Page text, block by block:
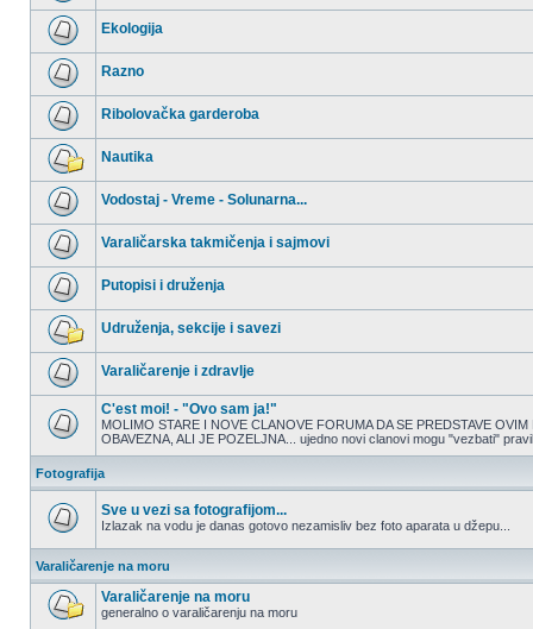
Nema
nepročitanih
postova
Nema
nepročitanih
postova
Ekologija
Nema
nepročitanih
postova
Razno
Nema
nepročitanih
postova
Ribolovačka garderoba
Nema
nepročitanih
postova
Nautika
Nema
nepročitanih
postova
Vodostaj - Vreme - Solunarna...
Nema
nepročitanih
postova
Varaličarska takmičenja i sajmovi
Nema
nepročitanih
postova
Putopisi i druženja
Nema
nepročitanih
postova
Udruženja, sekcije i savezi
Nema
nepročitanih
postova
Varaličarenje i zdravlje
Nema
nepročitanih
postova
C'est moi! - "Ovo sam ja!"
MOLIMO STARE I NOVE CLANOVE FORUMA DA SE PREDSTAVE
OBAVEZNA, ALI JE POZELJNA... ujedno novi clanovi mogu "vezbati"
Fotografija
nepročitanih
postova
Sve u vezi sa fotografijom...
Izlazak na vodu je danas gotovo nezamisliv bez foto aparata u džepu...
Varaličarenje na moru
Varaličarenje na moru
generalno o varaličarenju na moru